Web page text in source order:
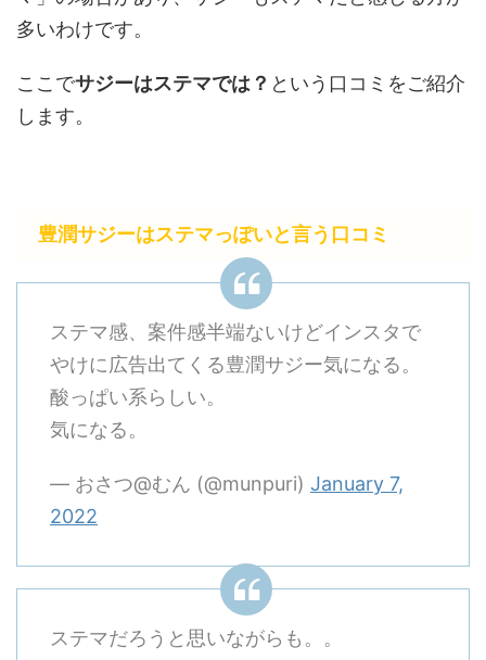
多いわけです。
ここでサジーはステマでは？ という口コミをご紹介
します。
豊潤サジーはステマっぽいと言う口コミ
ステマ感、案件感半端ないけどインスタで
やけに広告出てくる豊潤サジー気になる。
酸っぱい系らしい。
気になる。
— おさつ@むん (@munpuri) January 7,
2022
ステマだろうと思いながらも。。